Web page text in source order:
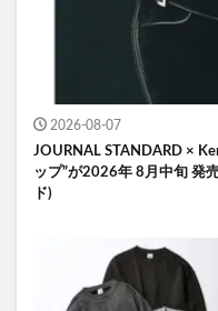
2026-08-07
JOURNAL STANDARD ×
ップ”が2026年 8月中旬 発
ド)